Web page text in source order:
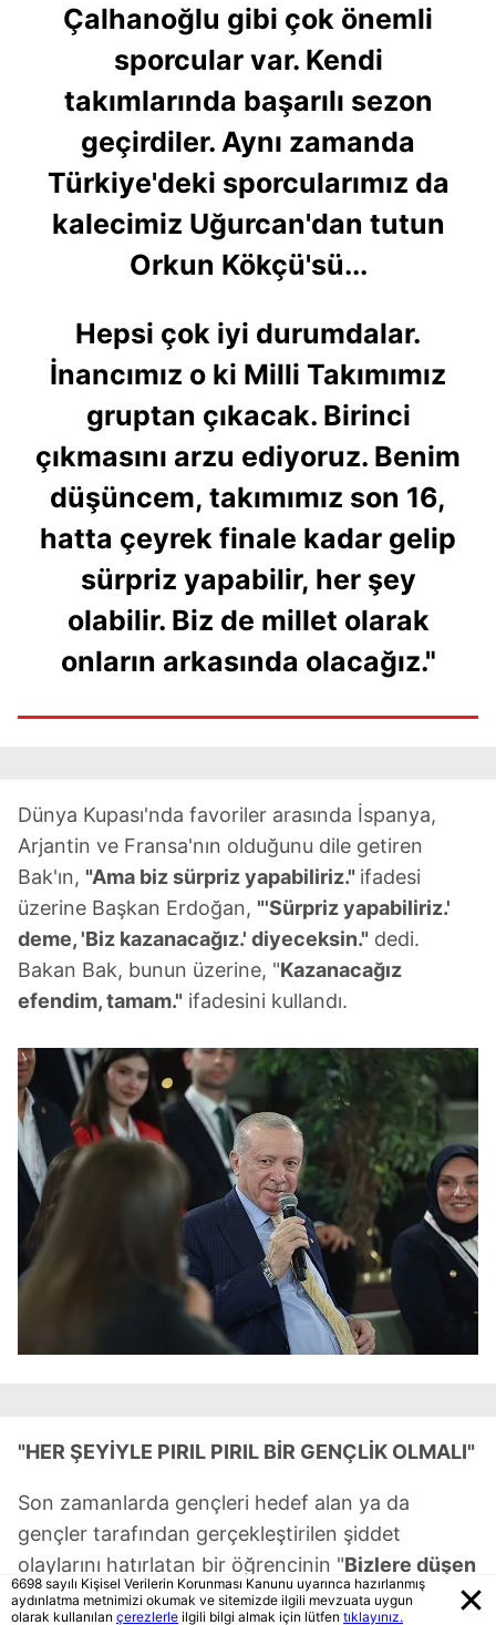
Çalhanoğlu gibi çok önemli
sporcular var. Kendi
takımlarında başarılı sezon
geçirdiler. Aynı zamanda
Türkiye'deki sporcularımız da
kalecimiz Uğurcan'dan tutun
Orkun Kökçü'sü...
Hepsi çok iyi durumdalar.
İnancımız o ki Milli Takımımız
gruptan çıkacak. Birinci
çıkmasını arzu ediyoruz. Benim
düşüncem, takımımız son 16,
hatta çeyrek finale kadar gelip
sürpriz yapabilir, her şey
olabilir. Biz de millet olarak
onların arkasında olacağız."
Dünya Kupası'nda favoriler arasında İspanya,
Arjantin ve Fransa'nın olduğunu dile getiren
Bak'ın, "Ama biz sürpriz yapabiliriz." ifadesi
üzerine Başkan Erdoğan, "'Sürpriz yapabiliriz.'
deme, 'Biz kazanacağız.' diyeceksin." dedi.
Bakan Bak, bunun üzerine, "Kazanacağız
efendim, tamam." ifadesini kullandı.
"HER ŞEYİYLE PIRIL PIRIL BİR GENÇLİK OLMALI"
Son zamanlarda gençleri hedef alan ya da
gençler tarafından gerçekleştirilen şiddet
olaylarını hatırlatan bir öğrencinin "Bizlere düşen
görevler nelerdir, kendimizi çağın negatif
6698 sayılı Kişisel Verilerin Korunması Kanunu uyarınca hazırlanmış
aydınlatma metnimizi okumak ve sitemizde ilgili mevzuata uygun
olarak kullanılan çerezlerle ilgili bilgi almak için lütfen tıklayınız.